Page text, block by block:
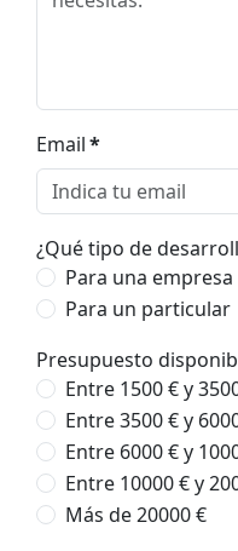
Email*
¿Qué tipo de
Para una empresa
Para un particular
Presupuesto
Entre 1500 € y
Entre 3500 € y
Entre 6000 € y
Entre 10000 € y
Más de 20000 €